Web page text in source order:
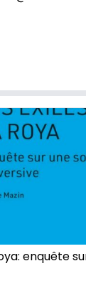
enquête